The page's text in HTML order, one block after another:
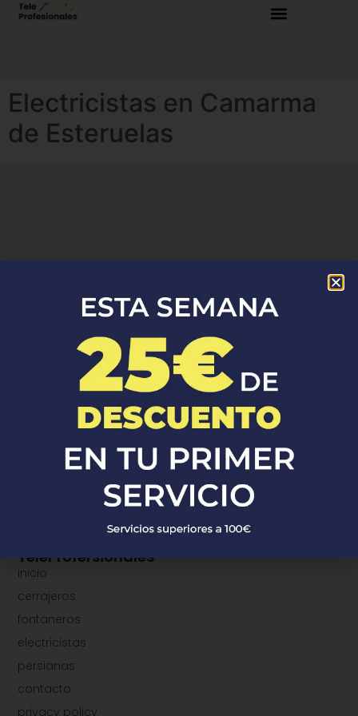
Electricistas en Camarma
de Esteruelas
TeleProfersionales
inicio
cerrajeros
fontaneros
electricistas
persianas
contacto
privacy policy
¿Donde Estamos?
¿dónde estamos?
municipios de cerrajeros
municipios de fontaneros
municipios de instalación de persianas